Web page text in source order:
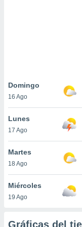
similares
como
sitio
de
traten tus
en
interés
su
Domingo
16 Ago
Lunes
17 Ago
Martes
18 Ago
Miércoles
19 Ago
Gráficas del